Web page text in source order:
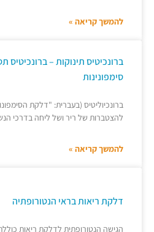
להמשך קריאה »
ברונכיטיס תינוקות – ברונכיטיס
סימפונינות
ברונכיוליטיס (בעברית: "דלקת
להצטברות של ריר ושל ליחה בדרכי
להמשך קריאה »
דלקת ריאות בראי הנטורופתיה
הגישה הנטורופתית לדלקת ריאות